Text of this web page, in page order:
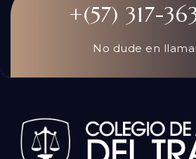
+(57) 317-
No dude en